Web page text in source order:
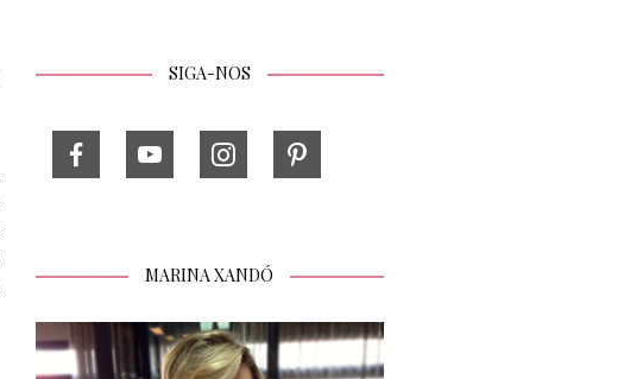
SIGA-NOS
MARINA XANDÓ